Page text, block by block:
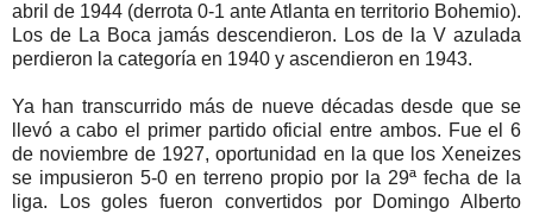
abril de 1944 (derrota 0-1 ante Atlanta en territorio Bohemio).
Los de La Boca jamás descendieron. Los de la V azulada
perdieron la categoría en 1940 y ascendieron en 1943.
Ya han transcurrido más de nueve décadas desde que se
llevó a cabo el primer partido oficial entre ambos. Fue el 6
de noviembre de 1927, oportunidad en la que los Xeneizes
se impusieron 5-0 en terreno propio por la 29ª fecha de la
liga. Los goles fueron convertidos por Domingo Alberto